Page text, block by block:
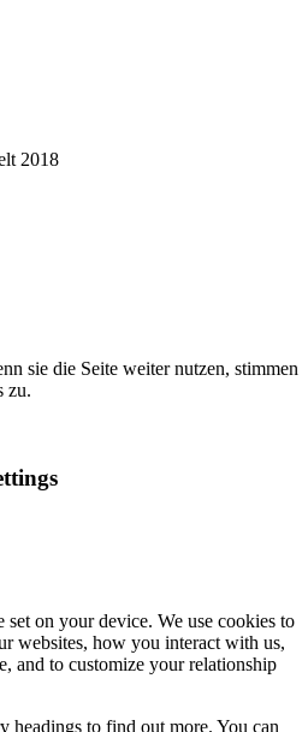
2018
sie die Seite weiter nutzen, stimmen
zu.
set on your device. We use cookies to
websites, how you interact with us,
and to customize your relationship
headings to find out more. You can